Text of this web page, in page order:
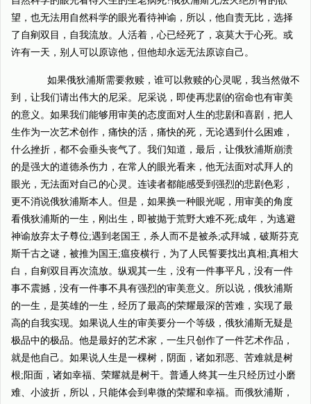
望，也无法用自然科学的眼光看待神谕，所以，他自责无比，选择
了自剜双目，自我流放。人活着，心已经死了，哀莫大于心死。或
许有一天，别人可以原谅他，但他却永远无法原谅自己。
如果俄狄浦斯需要救赎，谁可以救赎的心灵呢，我当然做不
到，让我们请出伟大的尼采。尼采说，即使再悲剧的宿命也有审美
的意义。如果我们能够用审美的态度面对人生的悲剧和喜剧，把人
生作为一次艺术创作，痛快的活，痛快的死，无论遇到什么困难，
什么挫折，都不会垂头丧气了。我们知道，最后，让俄狄浦斯崩溃
的是强大的道德杀伤力，在常人的眼光看来，他无法面对忒拜人的
眼光，无法面对自己的心灵。连读者都能感受到强烈的悲剧色彩，
更不消说俄狄浦斯本人。但是，如果换一种眼光呢，用审美的角度
看俄狄浦斯的一生，刚出生，即被抛于荒野大难不死;成年，为逃避
神谕放弃太子尊位;遇到老国王，杀人而不是被杀;忒拜城，破斯芬克
斯千古之谜，被推为国王;瘟疫横行，为了人民誓要找出真相;真相大
白，自剜双目再次流放。纵观其一生，没有一件事平凡，没有一件
事不震撼，没有一件事不具有强烈的审美意义。所以说，俄狄浦斯
的一生，是英雄的一生，经历了最高的荣耀最深的苦难，实现了最
高的自我实现。如果说人生的审美要分一个等级，俄狄浦斯无疑是
极品中的极品。他是最好的艺术家，一生只创作了一件艺术作品，
就是他自己。如果说人生是一棵树，阴面，诸如邪恶、苦难就是树
根;阳面，诸如幸福、荣耀就是树干。普通人终其一生只经历过小磨
难、小波折，所以，只能体会到卑微的荣耀和幸福。而俄狄浦斯，